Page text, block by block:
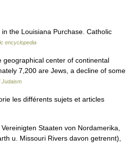
the Louisiana Purchase. Catholic
encyclopedia
center of continental
7,200 are Jews, a decline of some
Judaism
les différents sujets et articles
Staaten von Nordamerika,
u. Missouri Rivers davon getrennt),